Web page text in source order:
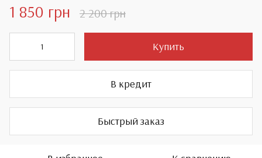
1 850 грн 2 200 грн
Купить
В кредит
Быстрый заказ